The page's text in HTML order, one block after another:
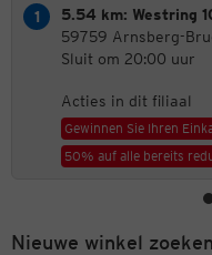
5.54 km: Westring
59759 Arnsberg-
Sluit om 20:00 uur
Acties in dit filiaal
Gewinnen Sie Ihren
50% auf alle bereits
Nieuwe winkel zoeken